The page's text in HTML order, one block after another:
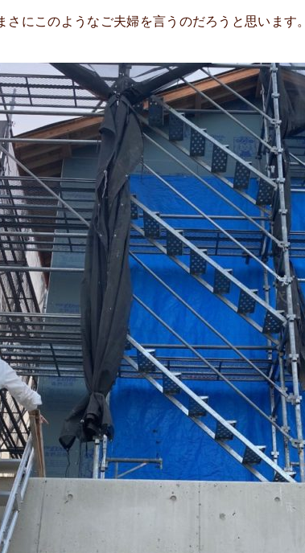
さにこのようなご夫婦を言うのだろうと思います。